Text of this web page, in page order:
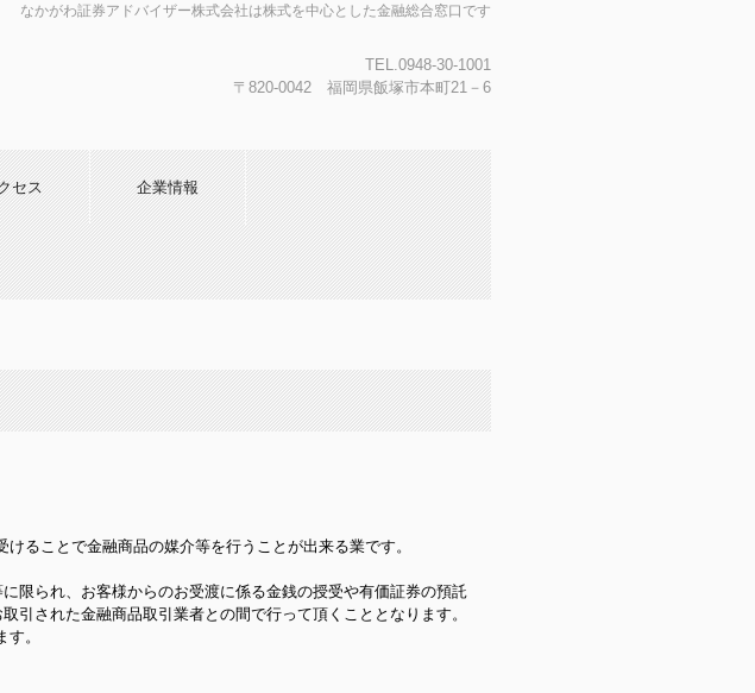
なかがわ証券アドバイザー株式会社は株式を中心とした金融総合窓口です
TEL.0948‐30‐1001
〒820-0042 福岡県飯塚市本町21－6
セス 企業情報
ることで金融商品の媒介等を行うことが出来る業です。
限られ、お客様からのお受渡に係る金銭の授受や有価証券の預託
引された金融商品取引業者との間で行って頂くこととなります。
。